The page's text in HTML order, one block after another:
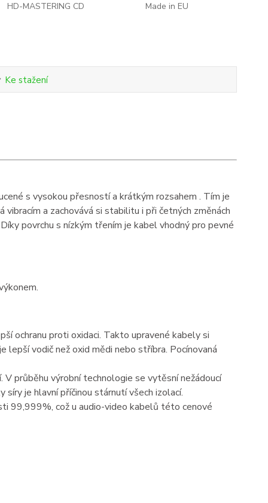
HD-MASTERING CD
Made in EU
Ke stažení
s vysokou přesností a krátkým rozsahem . Tím je
a zachovává si stabilitu i při četných změnách
povrchu s nízkým třením je kabel vhodný pro pevné
ochranu proti oxidaci. Takto upravené kabely si
lepší vodič než oxid mědi nebo stříbra. Pocínovaná
průběhu výrobní technologie se vytěsní nežádoucí
je hlavní příčinou stárnutí všech izolací.
99,999%, což u audio-video kabelů této cenové